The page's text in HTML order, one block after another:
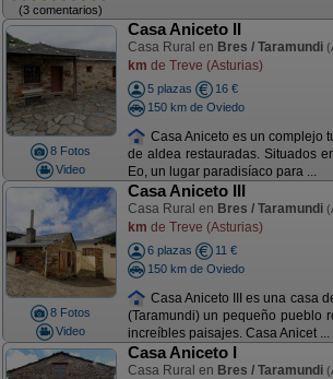
(3 comentarios)
8 Fotos
Video
Casa Aniceto II
Casa Rural en Bres / Taramundi
km de Treve (Asturias)
5 plazas
16 €
150 km de Oviedo
Casa Aniceto es un complejo
de aldea restauradas. Situados
Eo, un lugar paradisíaco para ...
8 Fotos
Video
Casa Aniceto III
Casa Rural en Bres / Taramundi
km de Treve (Asturias)
6 plazas
11 €
150 km de Oviedo
Casa Aniceto III es una casa
(Taramundi) un pequeño pueblo
increíbles paisajes. Casa Anicet ...
Casa Aniceto I
Casa Rural en Bres / Taramundi